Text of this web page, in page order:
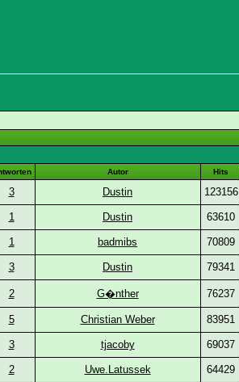
Autor Hits
3 Dustin 123156
1 Dustin 63610
1 badmibs 70809
3 Dustin 79341
2 G�nther 76237
5 Christian Weber 83951
3 tjacoby 69037
2 Uwe.Latussek 64429